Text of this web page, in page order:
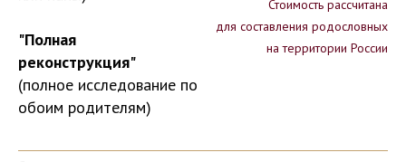
"Полная
реконструкция"
(полное исследование по
обоим родителям)
Стоимость рассчитана
для составления родословных
на территории России
Стоимость 600 000 ₽
Стоимость 1 000 000 ₽